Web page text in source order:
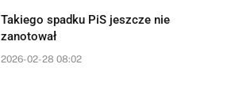
Takiego spadku PiS jeszcze nie
zanotował
2026-02-28 08:02